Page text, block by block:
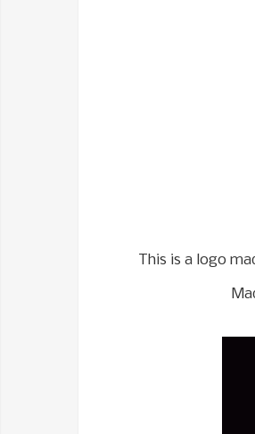
This is a logo